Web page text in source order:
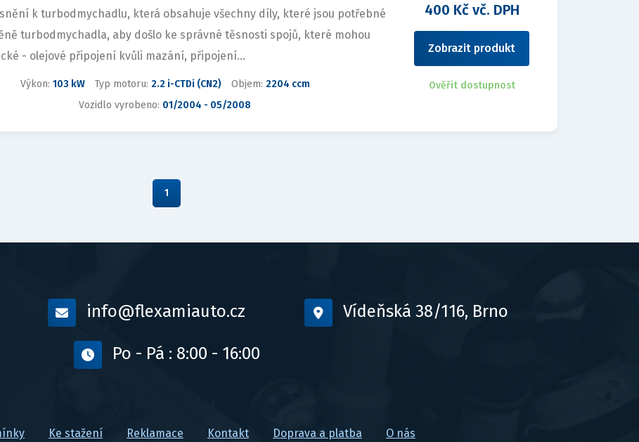
k turbodmychadlu, která obsahuje všechny díly, které jsou potřebné
turbodmychadla, aby došlo ke správné těsnosti spojů, které mohou
- olejové připojení kvůli mazání, připojení...
Výkon: 103 kW Typ motoru: 2.2 i-CTDi (CN2) Objem: 2204 ccm
Vozidlo vyrobeno: 01/2004 - 05/2008
400 Kč vč. DPH
Zobrazit produkt
Ověřit dostupnost
1
info@flexamiauto.cz Vídeňská 38/116, Brno
Po - Pá : 8:00 - 16:00
Ke stažení Reklamace Kontakt Doprava a platba O nás